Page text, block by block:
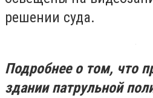
решении суда.
Подробнее о том, что
здании патрульной